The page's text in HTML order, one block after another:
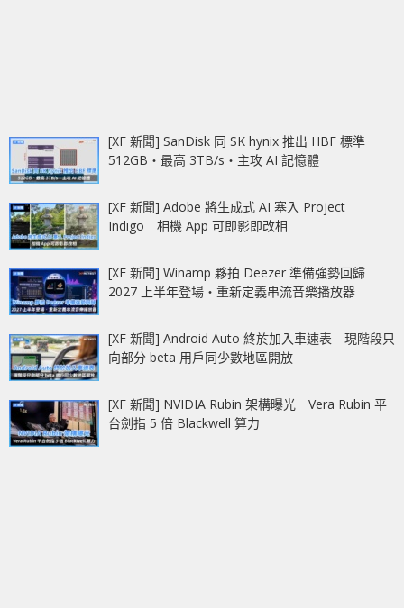
[XF 新聞] SanDisk 同 SK hynix 推出 HBF 標準
512GB‧最高 3TB/s‧主攻 AI 記憶體
[XF 新聞] Adobe 將生成式 AI 塞入 Project
Indigo 相機 App 可即影即改相
[XF 新聞] Winamp 夥拍 Deezer 準備強勢回歸
2027 上半年登場‧重新定義串流音樂播放器
[XF 新聞] Android Auto 終於加入車速表 現階段只
向部分 beta 用戶同少數地區開放
[XF 新聞] NVIDIA Rubin 架構曝光 Vera Rubin 平
台劍指 5 倍 Blackwell 算力